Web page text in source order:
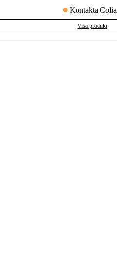
Kontakta Colia
Visa produkt